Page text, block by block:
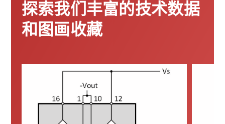
探索我们丰富的技术数据
和图画收藏